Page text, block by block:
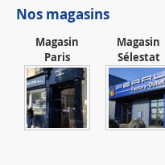
Nos magasins
Magasin
Paris
Magasin
Sélestat